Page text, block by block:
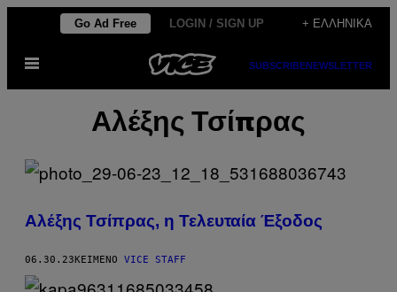
Μετάβαση
περιεχόμενο
Go Ad Free LOGIN / SIGN UP + ΕΛΛΗΝΙΚΆ
Ανοίξτε
μενού
SUBSCRIBENEWSLETTER
Αλέξης Τσίπρας
Αλέξης Τσίπρας, η Τελευταία Έξοδος
06.30.23 ΚΕΊΜΕΝΟ VICE STAFF